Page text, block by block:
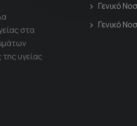
στα
υγείας
Γενικό
Γενικό